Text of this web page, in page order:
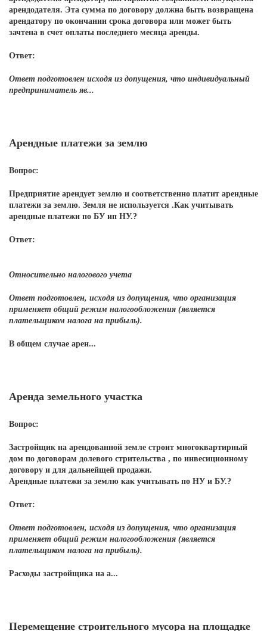
арендодателя. Эта сумма по договору должна быть возвращена
арендатору по окончании срока договора или может быть
зачтена в счет оплаты последнего месяца аренды.
Ответ:
Ответ подготовлен исходя из допущения, что индивидуальный
предприниматель яв...
Арендные платежи за землю
Вопрос:
Предприятие арендует землю и соответственно платит арендные
платежи за землю. Земля не используется .Как учитывать
арендные платежи по БУ ип НУ.?
Ответ:
Относительно налогового учета
Ответ подготовлен, исходя из допущения, что организация
применяет общий режим налогообложения (является
плательщиком налога на прибыль).
В общем случае арен...
Аренда земельного участка
Вопрос:
Застройщик на арендованной земле строит многоквартирный
дом по договорам долевого стрительства , по инвесиционному
договору и для дальнейщей продажи.
Арендные платежи за землю как учитывать по НУ и БУ.?
Ответ:
Ответ подготовлен, исходя из допущения, что организация
применяет общий режим налогообложения (является
плательщиком налога на прибыль).
Расходы застройщика на а...
Перемещение строительного мусора на площадке